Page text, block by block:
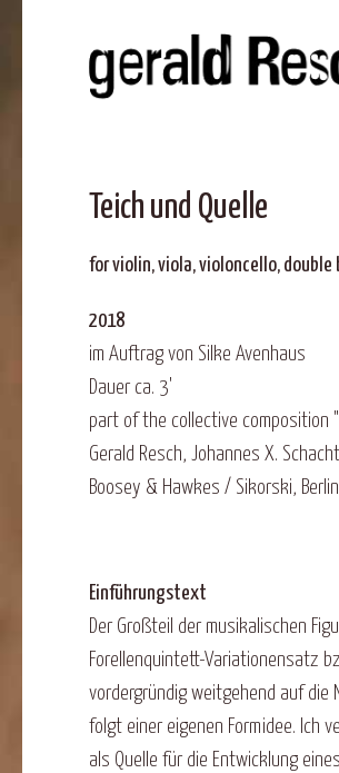
Teich und Quelle
for violin, viola, violoncello, double
2018
im Auftrag von Silke Avenhaus
Dauer ca. 3'
part of the collective composition
Gerald Resch, Johannes X.
Boosey & Hawkes / Sikorski, Berlin
Einführungstext
Der Großteil der musikalischen
Forellenquintett-Variationensatz
vordergründig weitgehend auf die
folgt einer eigenen Formidee. Ich
als Quelle für die Entwicklung